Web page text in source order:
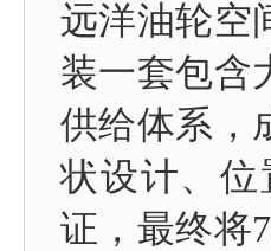
远洋油轮空
装一套包含
供给体系，
状设计、
证，最终将